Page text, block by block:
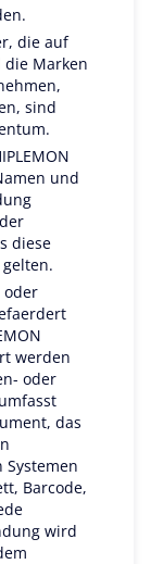
die auf
Marken
sind
und
diese
oder
werden
oder
das
Systemen
Barcode,
wird